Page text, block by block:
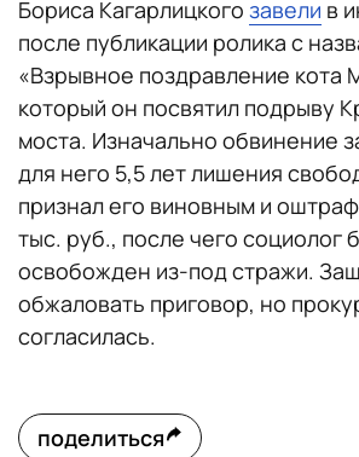
Бориса Кагарлицкого завели в
после публикации ролика с
«Взрывное поздравление кота
который он посвятил подрыву
моста. Изначально обвинение
для него 5,5 лет лишения
признал его виновным и
тыс. руб., после чего социолог
освобожден из-под стражи.
обжаловать приговор, но
согласилась.
поделиться